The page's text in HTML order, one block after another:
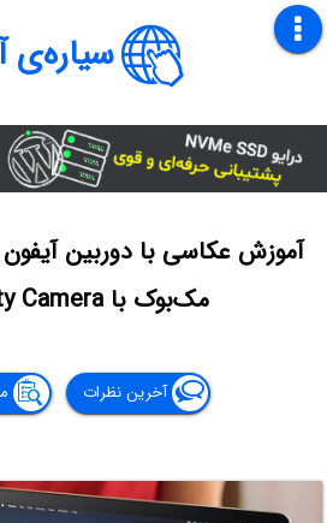
آموزش عکاسی با دوربین آیفون
مک‌بوک با Continuity Camera
آخرین نظرات